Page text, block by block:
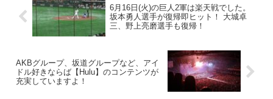
6月16日(火)の巨人2軍は楽天戦でした。
坂本勇人選手が復帰即ヒット！ 大城卓
三、野上亮磨選手も復帰！
AKBグループ、坂道グループなど、アイ
ドル好きならば【Hulu】のコンテンツが
充実していますよ！